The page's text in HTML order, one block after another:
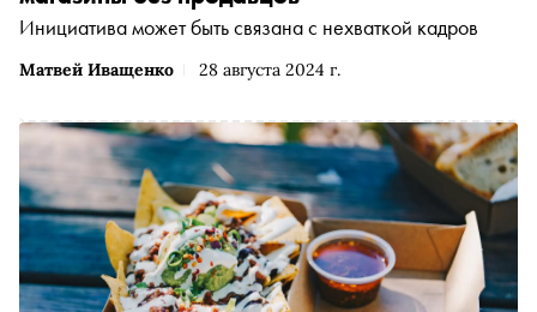
Матвей Иващенко 28 августа 2024 г.
Инициатива может быть связана с нехваткой кадров